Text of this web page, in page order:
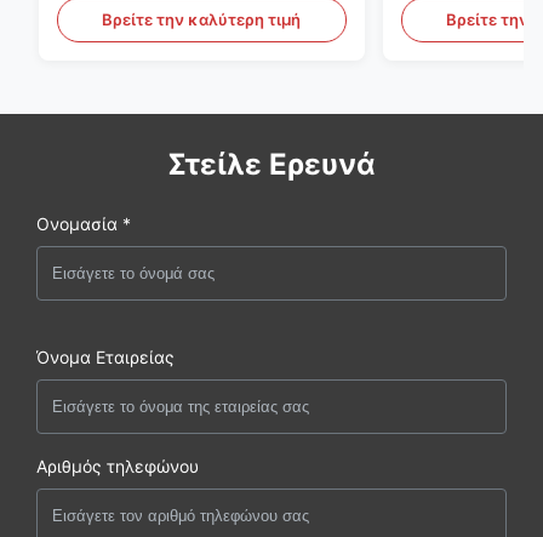
PET
Βρείτε την καλύτερη τιμή Βρείτε την
Στείλε Ερευνά
Ονομασία *
Όνομα Εταιρείας
Αριθμός τηλεφώνου